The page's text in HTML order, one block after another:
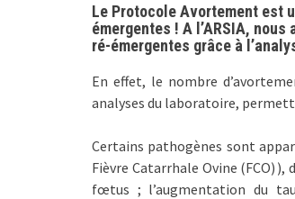
Le Protocole Avortement est
émergentes ! A l’ARSIA,
ré-émergentes grâce à
En effet, le nombre
analyses du laboratoire,
Certains pathogènes sont
Fièvre Catarrhale Ovine (FCO)
fœtus ; l’augmentation du